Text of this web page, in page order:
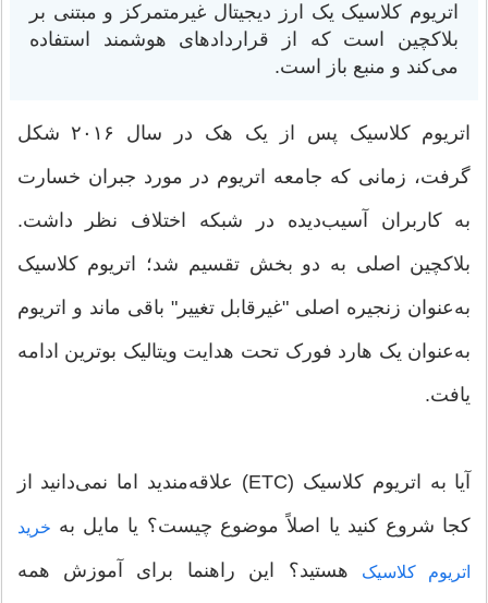
اتریوم کلاسیک یک ارز دیجیتال غیرمتمرکز و مبتنی بر
بلاکچین است که از قراردادهای هوشمند استفاده
می‌کند و منبع باز است.
اتریوم کلاسیک پس از یک هک در سال ۲۰۱۶ شکل
گرفت، زمانی که جامعه اتریوم در مورد جبران خسارت
به کاربران آسیب‌دیده در شبکه اختلاف نظر داشت.
بلاکچین اصلی به دو بخش تقسیم شد؛ اتریوم کلاسیک
به‌عنوان زنجیره اصلی "غیرقابل تغییر" باقی ماند و اتریوم
به‌عنوان یک هارد فورک تحت هدایت ویتالیک بوترین ادامه
یافت.
آیا به اتریوم کلاسیک (ETC) علاقه‌مندید اما نمی‌دانید از
کجا شروع کنید یا اصلاً موضوع چیست؟ یا مایل به خرید
اتریوم کلاسیک هستید؟ این راهنما برای آموزش همه